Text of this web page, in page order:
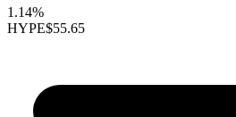
1.14%
HYPE$55.65